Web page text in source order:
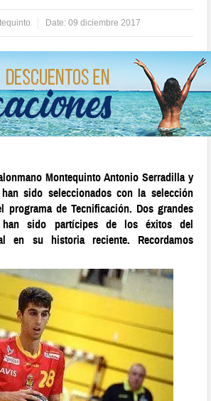
Date:09 diciembre 2017
Montequinto Antonio Serradilla y
han sido seleccionados con la selección
programa de Tecnificación. Dos grandes
han sido partícipes de los éxitos del
en su historia reciente. Recordamos